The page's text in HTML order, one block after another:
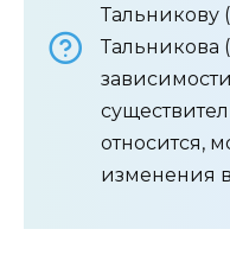
Тальникову
Тальникова
относится,
изменения